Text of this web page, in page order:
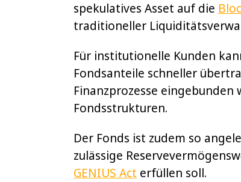
spekulatives Asset auf die
traditioneller
Für institutionelle Kunden
Fondsanteile schneller
Finanzprozesse
Fondsstrukturen.
Der Fonds ist zudem so
zulässige
GENIUS Act erfüllen soll.